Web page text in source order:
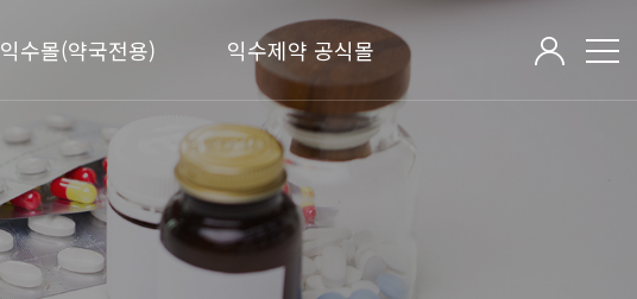
익수몰(약국전용) 익수제약 공식몰